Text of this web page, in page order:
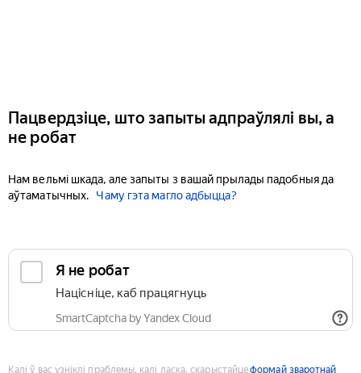
Пацвердзіце, што запыты адпраўлялі вы, а
не робат
Нам вельмі шкада, але запыты з вашай прылады падобныя да
аўтаматычных.
Чаму гэта магло адбыцца?
Я не робат
Націсніце, каб працягнуць
SmartCaptcha by Yandex Cloud
Калі ў вас узніклі праблемы, калі ласка, скарыстайцеформай зваротнай